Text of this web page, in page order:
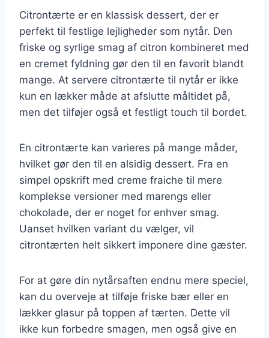
Citrontærte er en klassisk dessert, der er
perfekt til festlige lejligheder som nytår. Den
friske og syrlige smag af citron kombineret med
en cremet fyldning gør den til en favorit blandt
mange. At servere citrontærte til nytår er ikke
kun en lækker måde at afslutte måltidet på,
men det tilføjer også et festligt touch til bordet.
En citrontærte kan varieres på mange måder,
hvilket gør den til en alsidig dessert. Fra en
simpel opskrift med creme fraiche til mere
komplekse versioner med marengs eller
chokolade, der er noget for enhver smag.
Uanset hvilken variant du vælger, vil
citrontærten helt sikkert imponere dine gæster.
For at gøre din nytårsaften endnu mere speciel,
kan du overveje at tilføje friske bær eller en
lækker glasur på toppen af tærten. Dette vil
ikke kun forbedre smagen, men også give en